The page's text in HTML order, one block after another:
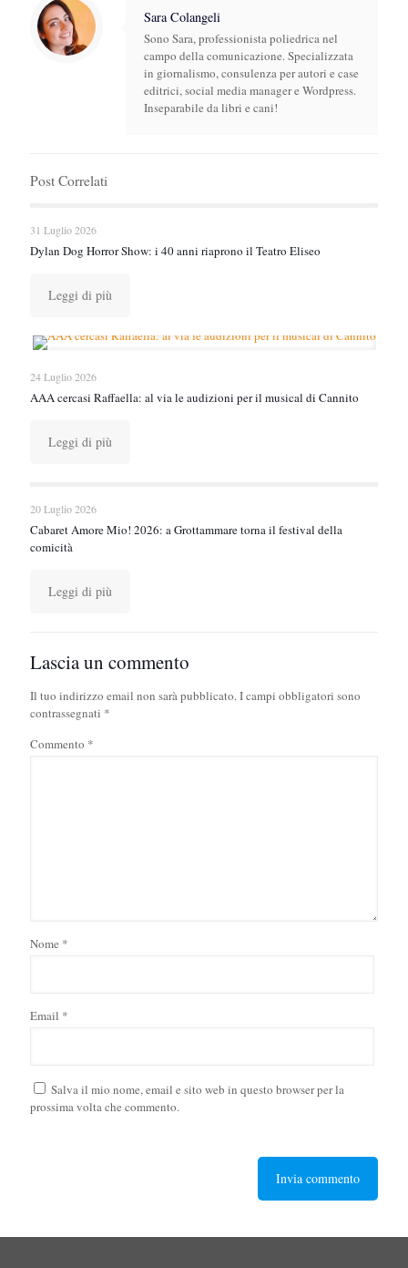
Sara Colangeli
Sono Sara, professionista poliedrica nel
campo della comunicazione. Specializzata
in giornalismo, consulenza per autori e case
editrici, social media manager e Wordpress.
Inseparabile da libri e cani!
Post Correlati
31 Luglio 2026
Dylan Dog Horror Show: i 40 anni riaprono il Teatro Eliseo
Leggi di più
24 Luglio 2026
AAA cercasi Raffaella: al via le audizioni per il musical di Cannito
Leggi di più
20 Luglio 2026
Cabaret Amore Mio! 2026: a Grottammare torna il festival della
comicità
Leggi di più
Lascia un commento
Il tuo indirizzo email non sarà pubblicato.I campi obbligatori sono
contrassegnati *
Commento *
Nome *
Email *
Salva il mio nome, email e sito web in questo browser per la
prossima volta che commento.